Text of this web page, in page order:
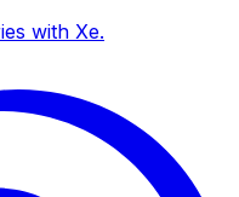
with Xe.